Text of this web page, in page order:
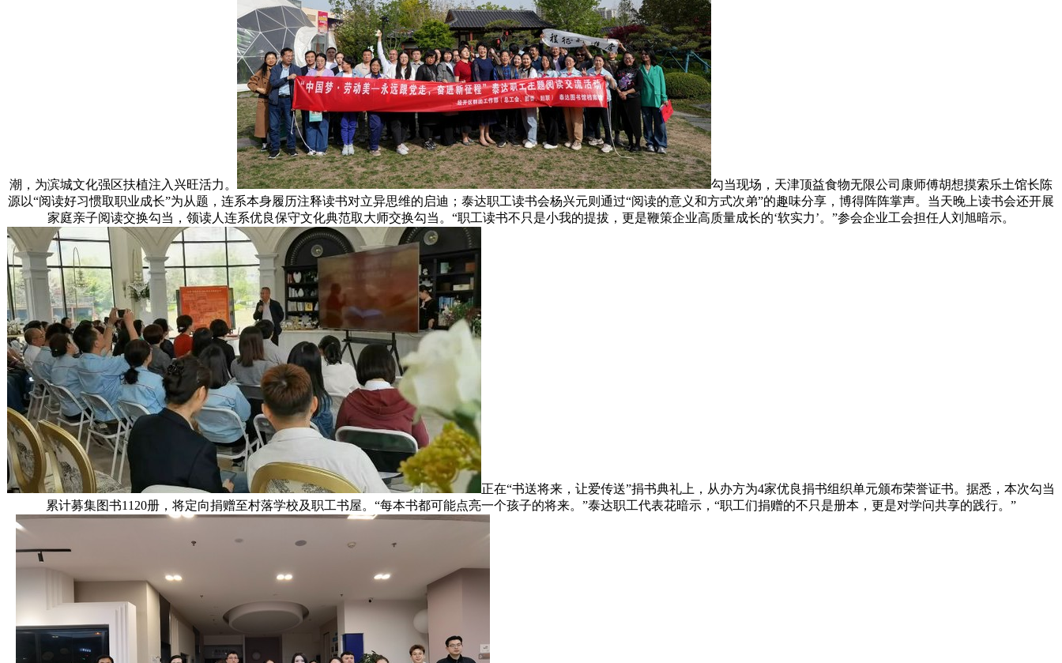
潮，为滨城文化强区扶植注入兴旺活力。
勾当现场，天津顶益食物无限公司康师傅胡想摸索乐土馆长陈
源以“阅读好习惯取职业成长”为从题，连系本身履历注释读书对立异思维的启迪；泰达职工读书会杨兴元则通过“阅读的意义和方式次弟”的趣味分享，博得阵阵掌声。当天晚上读书会还开展
家庭亲子阅读交换勾当，领读人连系优良保守文化典范取大师交换勾当。“职工读书不只是小我的提拔，更是鞭策企业高质量成长的‘软实力’。”参会企业工会担任人刘旭暗示。
正在“书送将来，让爱传送”捐书典礼上，从办方为4家优良捐书组织单元颁布荣誉证书。据悉，本次勾当
累计募集图书1120册，将定向捐赠至村落学校及职工书屋。“每本书都可能点亮一个孩子的将来。”泰达职工代表花暗示，“职工们捐赠的不只是册本，更是对学问共享的践行。”